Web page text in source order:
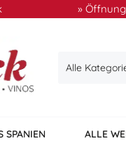
»
Alle
SPANIEN ALLE